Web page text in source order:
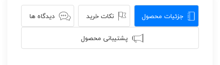
جزئیات محصول نکات خرید دیدگاه ها
پشتیبانی محصول